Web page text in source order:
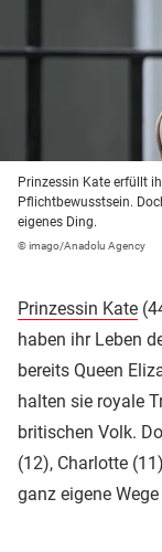
Prinzessin Kate erfüllt
Pflichtbewusstsein.
eigenes Ding.
© imago/Anadolu Agency
Prinzessin Kate
haben ihr Leben
bereits Queen
halten sie royale
britischen Volk.
(12), Charlotte
ganz eigene